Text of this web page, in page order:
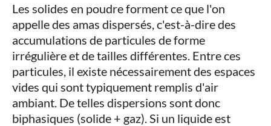
Les solides en poudre forment ce que l'on
appelle des amas dispersés, c'est-à-dire des
accumulations de particules de forme
irrégulière et de tailles différentes. Entre ces
particules, il existe nécessairement des espaces
vides qui sont typiquement remplis d'air
ambiant. De telles dispersions sont donc
biphasiques (solide + gaz). Si un liquide est